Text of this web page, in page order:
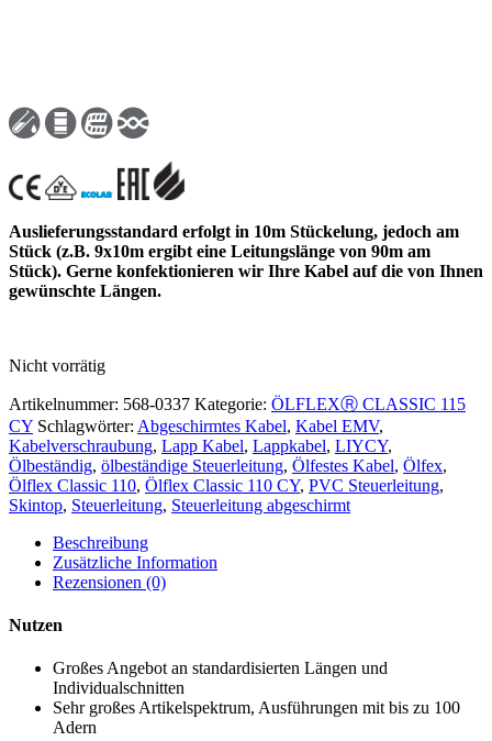
Auslieferungsstandard erfolgt in 10m Stückelung, jedoch am
Stück (z.B. 9x10m ergibt eine Leitungslänge von 90m am
Stück). Gerne konfektionieren wir Ihre Kabel auf die von Ihnen
gewünschte Längen.
Nicht vorrätig
Artikelnummer: 568-0337 Kategorie: ÖLFLEXⓇ CLASSIC 115
CY Schlagwörter: Abgeschirmtes Kabel, Kabel EMV,
Kabelverschraubung, Lapp Kabel, Lappkabel, LIYCY,
Ölbeständig, ölbeständige Steuerleitung, Ölfestes Kabel, Ölfex,
Ölflex Classic 110, Ölflex Classic 110 CY, PVC Steuerleitung,
Skintop, Steuerleitung, Steuerleitung abgeschirmt
Beschreibung
Zusätzliche Information
Rezensionen (0)
Nutzen
Großes Angebot an standardisierten Längen und
Individualschnitten
Sehr großes Artikelspektrum, Ausführungen mit bis zu 100
Adern